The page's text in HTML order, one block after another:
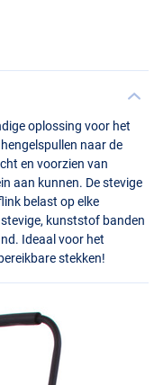
oplossing voor het
naar de
en voorzien van
aan kunnen. De stevige
belast op elke
kunststof banden
Ideaal voor het
stekken!